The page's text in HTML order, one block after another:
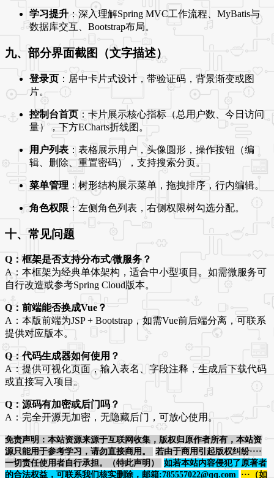
学习提升：深入理解Spring MVC工作流程、MyBatis与
数据库交互、Bootstrap布局。
九、部分界面截图（文字描述）
登录页 ：居中卡片式设计，带验证码，背景渐变或图
片。
控制台首页 ：卡片展示核心指标（总用户数、今日访问
量），下方ECharts折线图。
用户列表：表格展示用户，头像圆形，操作按钮（编
辑、删除、重置密码），支持搜索分页。
菜单管理 ：树形结构展示菜单，拖拽排序，行内编辑。
角色权限：左侧角色列表，右侧权限树勾选分配。
十、常见问题
Q：框架是否支持分布式/微服务？
A：本框架为经典单体架构，适合中小型项目。如需微服务可
自行改造或参考Spring Cloud版本。
Q：前端能否换成Vue？
A：本版前端为JSP + Bootstrap，如需Vue前后端分离，可联系
提供对应版本。
Q：代码生成器如何使用？
A：提供可视化页面，输入表名、字段注释，生成后下载代码
或直接写入项目。
Q：源码有加密或后门吗？
A：完全开源无加密，无隐藏后门，可放心使用。
免责声明：本站资源来源于互联网收集，版权归原作者所有，本站资
源只能用于参考学习，请勿直接商用。
若由于商用引起版权纠纷····
一切责任使用者自行承担。（特此声明）
如若本站内容侵犯了原著者
的合法权益，可联系我们核实删除，邮箱:785557022@qq.com ···（如